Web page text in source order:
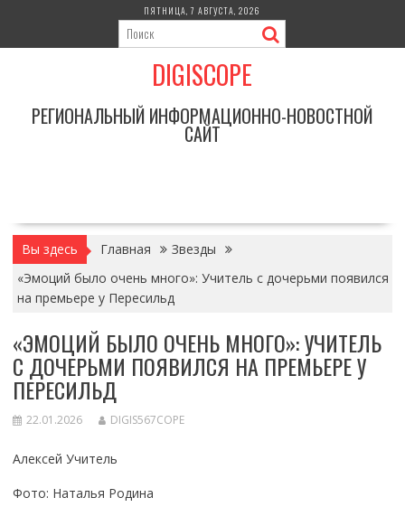
содержимому
ПЯТНИЦА, 7 АВГУСТА, 2026
DIGISCOPE
РЕГИОНАЛЬНЫЙ ИНФОРМАЦИОННО-НОВОСТНОЙ
САЙТ
Вы здесь Главная
Звезды
«Эмоций было очень много»: Учитель с дочерьми появился
на премьере у Пересильд
«ЭМОЦИЙ БЫЛО ОЧЕНЬ МНОГО»: УЧИТЕЛЬ
С ДОЧЕРЬМИ ПОЯВИЛСЯ НА ПРЕМЬЕРЕ У
ПЕРЕСИЛЬД
22.01.2026 DIGIS567COPE
Алексей Учитель
Фото: Наталья Родина